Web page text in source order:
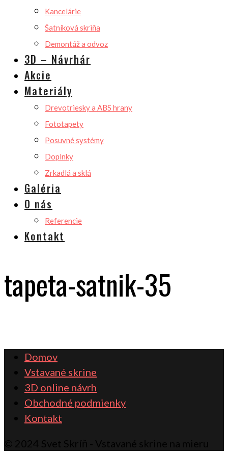
Kancelárie
Šatníková skriňa
Demontáž a odvoz
3D – Návrhár
Akcie
Materiály
Drevotriesky a ABS hrany
Fototapety
Posuvné systémy
Doplnky
Zrkadlá a sklá
Galéria
O nás
Referencie
Kontakt
tapeta-satnik-35
Domov
Vstavané skrine
3D online návrh
Obchodné podmienky
Kontakt
© 2024 Svet Skríň - Vstavané skrine na mieru